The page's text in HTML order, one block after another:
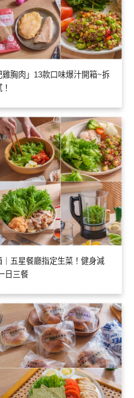
胸肉」13款口味爆汁開箱~拆
｜五星餐廳指定生菜！健身減
日三餐